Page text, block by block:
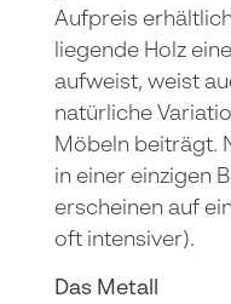
Aufpreis
liegende Holz
aufweist, weist
natürliche
Möbeln beiträgt.
in einer einzigen
erscheinen auf
oft intensiver).
Das Metall